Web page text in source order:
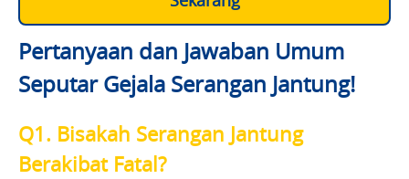
Pertanyaan dan Jawaban Umum
Seputar Gejala Serangan Jantung!
Q1. Bisakah Serangan Jantung
Berakibat Fatal?